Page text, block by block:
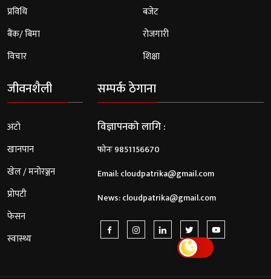
प्रविधि
बैंक/ बिमा
विचार
बजेट
रोजगारी
शिक्षा
जीवनशैली
अटो
खानपान
खेल / मनोरञ्जन
प्रोपटी
फेसन
स्वास्थ्य
सम्पर्क ठेगाना
विज्ञापनको लागि :
फोनः 9851156670
Email:cloudpatrika@gmail.com
News:cloudpatrika@gmail.com